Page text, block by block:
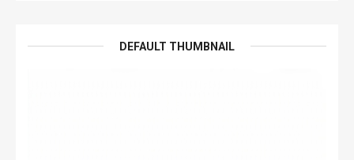
DEFAULT THUMBNAIL